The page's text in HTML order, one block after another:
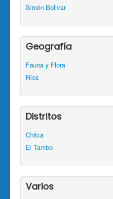
Simón Bolivar
Geografía
Fauna y Flora
Ríos
Distritos
Chilca
El Tambo
Varios